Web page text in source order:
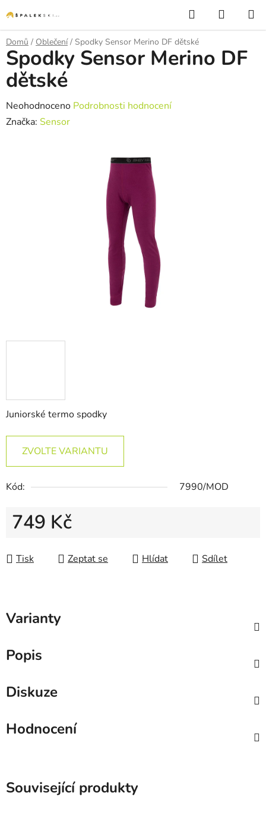
Hledat
Domů / Oblečení / Spodky Sensor Merino DF dětské
Juniorské termo spodky
ZVOLTE VARIANTU
Kód: 7990/MOD
749 Kč
Tisk
Zeptat se Hlídat Sdílet
Spodky Sensor Merino DF
dětské
Průměrné hodnocení produktu je 0,0 z 5 hvězdiček.
Neohodnoceno Podrobnosti hodnocení
Značka: Sensor
Varianty
Popis
Diskuze
Hodnocení
Související produkty